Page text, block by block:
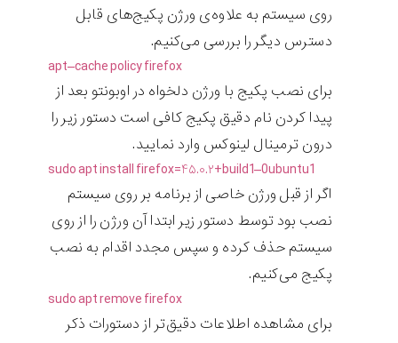
روی سیستم به ‌علاوه‌ی ورژن پکیج‌های قابل
دسترس دیگر را بررسی می‌کنیم.
apt–cachepolicyfirefox
برای نصب پکیج با ورژن دلخواه در اوبونتو بعد از
پیدا کردن نام دقیق پکیج کافی است دستور زیر را
درون ترمینال لینوکس وارد نمایید.
sudoaptinstallfirefox=۴۵.۰.۲+build1–0ubuntu1
اگر از قبل ورژن خاصی از برنامه بر روی سیستم
نصب بود توسط دستور زیر ابتدا آن ورژن را از روی
سیستم حذف کرده و سپس مجدد اقدام به نصب
پکیج می‌کنیم.
sudoaptremovefirefox
برای مشاهده اطلاعات دقیق‌تر از دستورات ذکر